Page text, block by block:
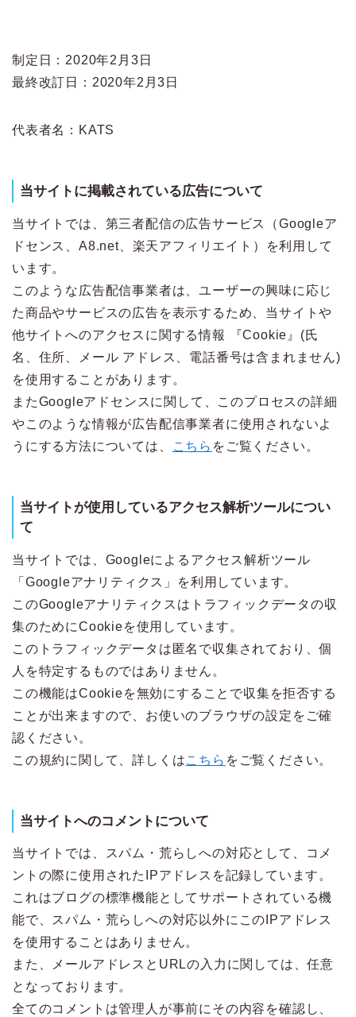
制定日：2020年2月3日
最終改訂日：2020年2月3日
代表者名：KATS
当サイトに掲載されている広告について
当サイトでは、第三者配信の広告サービス（Googleア
ドセンス、A8.net、楽天アフィリエイト）を利用して
います。
このような広告配信事業者は、ユーザーの興味に応じ
た商品やサービスの広告を表示するため、当サイトや
他サイトへのアクセスに関する情報 『Cookie』(氏
名、住所、メール アドレス、電話番号は含まれません)
を使用することがあります。
またGoogleアドセンスに関して、このプロセスの詳細
やこのような情報が広告配信事業者に使用されないよ
うにする方法については、
こちら をご覧ください。
当サイトが使用しているアクセス解析ツールについ
て
当サイトでは、Googleによるアクセス解析ツール
「Googleアナリティクス」を利用しています。
このGoogleアナリティクスはトラフィックデータの収
集のためにCookieを使用しています。
このトラフィックデータは匿名で収集されており、個
人を特定するものではありません。
この機能はCookieを無効にすることで収集を拒否する
ことが出来ますので、お使いのブラウザの設定をご確
認ください。
この規約に関して、詳しくはこちら をご覧ください。
当サイトへのコメントについて
当サイトでは、スパム・荒らしへの対応として、コメ
ントの際に使用されたIPアドレスを記録しています。
これはブログの標準機能としてサポートされている機
能で、スパム・荒らしへの対応以外にこのIPアドレス
を使用することはありません。
また、メールアドレスとURLの入力に関しては、任意
となっております。
全てのコメントは管理人が事前にその内容を確認し、